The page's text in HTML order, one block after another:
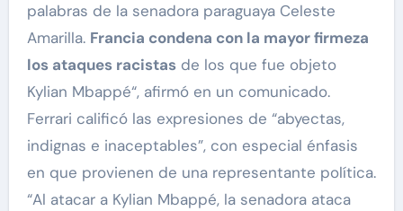
palabras de la senadora paraguaya Celeste
Amarilla. Francia condena con la mayor firmeza
los ataques racistasde los que fue objeto
Kylian Mbappé“, afirmó en un comunicado.
Ferrari calificó las expresiones de “abyectas,
indignas e inaceptables”, con especial énfasis
en que provienen de una representante política.
“Al atacar a Kylian Mbappé, la senadora ataca